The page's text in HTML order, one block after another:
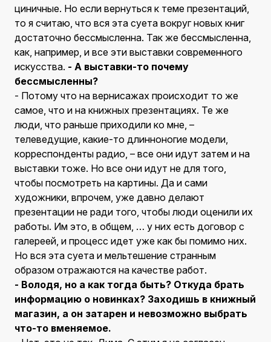
циничные. Но если вернуться к теме презентаций,
то я считаю, что вся эта суета вокруг новых книг
достаточно бессмысленна. Так же бессмысленна,
как, например, и все эти выставки современного
искусства. - А выставки-то почему
бессмысленны?
- Потому что на вернисажах происходит то же
самое, что и на книжных презентациях. Те же
люди, что раньше приходили ко мне, –
телеведущие, какие-то длинноногие модели,
корреспонденты радио, – все они идут затем и на
выставки тоже. Но все они идут не для того,
чтобы посмотреть на картины. Да и сами
художники, впрочем, уже давно делают
презентации не ради того, чтобы люди оценили их
работы. Им это, в общем, … у них есть договор с
галереей, и процесс идет уже как бы помимо них.
Но вся эта суета и мельтешение странным
образом отражаются на качестве работ.
- Володя, но а как тогда быть? Откуда брать
информацию о новинках? Заходишь в книжный
магазин, а он затарен и невозможно выбрать
что-то вменяемое.